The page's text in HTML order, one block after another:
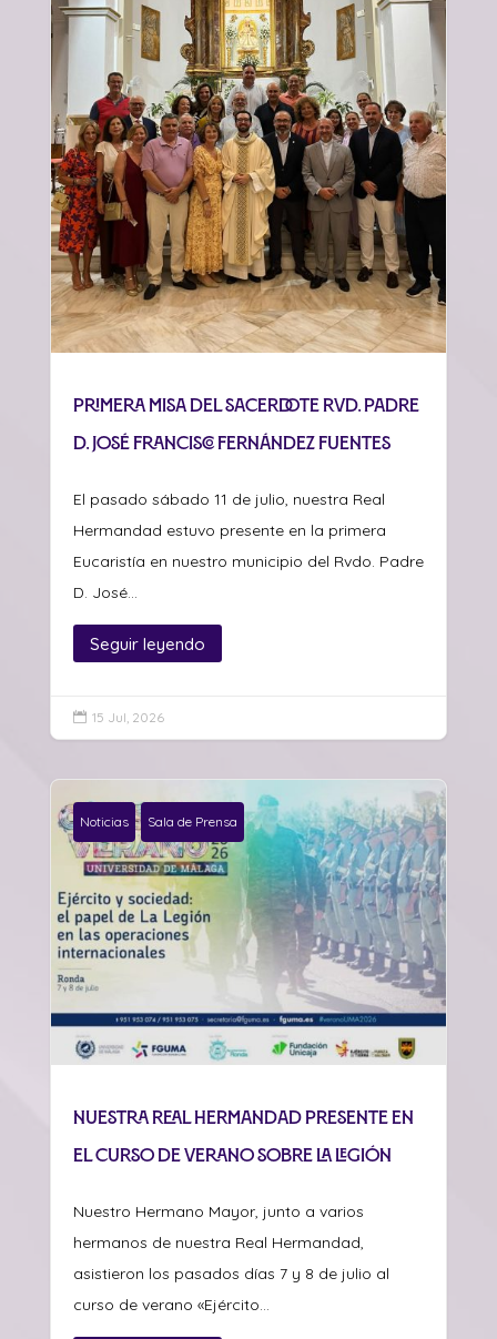
Primera misa del sacerdote Rvd. Padre
D. José Francisco Fernández Fuentes
El pasado sábado 11 de julio, nuestra Real
Hermandad estuvo presente en la primera
Eucaristía en nuestro municipio del Rvdo. Padre
D. José...
Seguir leyendo
 15 Jul, 2026
Noticias Sala de Prensa
Nuestra Real Hermandad presente en
el curso de verano sobre La Legión
Nuestro Hermano Mayor, junto a varios
hermanos de nuestra Real Hermandad,
asistieron los pasados días 7 y 8 de julio al
curso de verano «Ejército...